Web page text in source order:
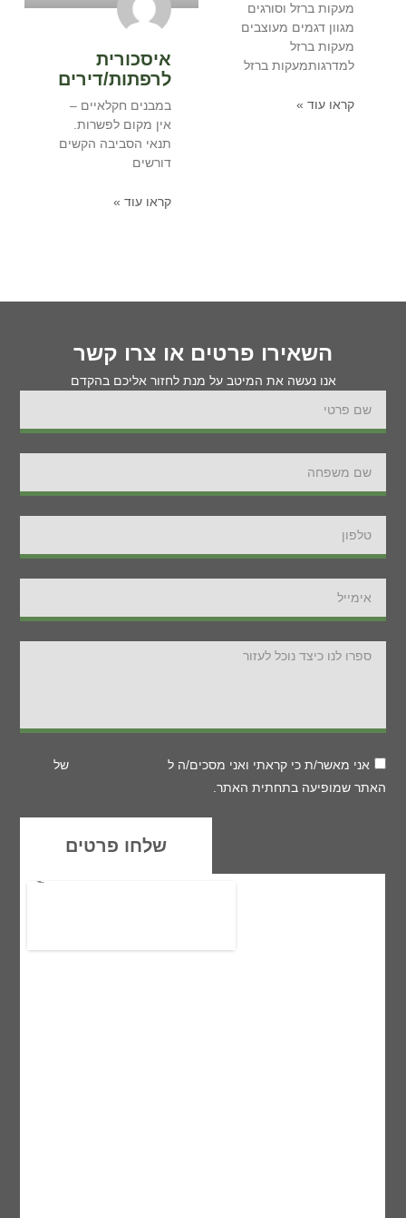
מעקות ברזל וסורגים
מגוון דגמים מעוצבים
מעקות ברזל
למדרגותמעקות ברזל
קראו עוד »
איסכורית
לרפתות/דירים
במבנים חקלאיים –
אין מקום לפשרות.
תנאי הסביבה הקשים
דורשים
קראו עוד »
השאירו פרטים או צרו קשר
אנו נעשה את המיטב על מנת לחזור אליכם בהקדם
אני מאשר/ת כי קראתי ואני מסכים/ה ל
של
האתר שמופיעה בתחתית האתר.
שלחו פרטים